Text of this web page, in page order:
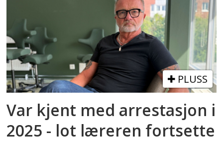
PLUSS
Var kjent med arrestasjon i
2025 - lot læreren fortsette